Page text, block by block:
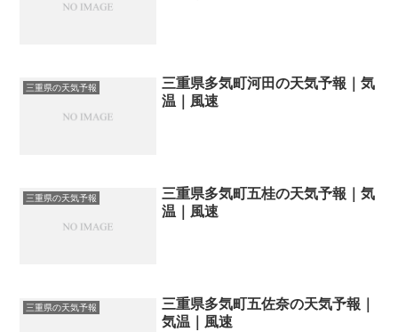
三重県の天気予報
三重県多気町河田の天気予報｜気
温｜風速
三重県の天気予報
三重県多気町五桂の天気予報｜気
温｜風速
三重県の天気予報
三重県多気町五佐奈の天気予報｜
気温｜風速